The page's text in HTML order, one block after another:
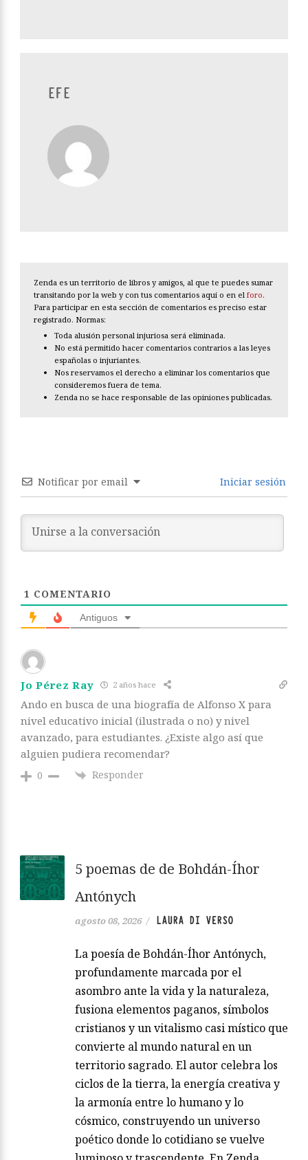
EFE
Zenda es un territorio de libros y amigos, al que te puedes sumar
transitando por la web y con tus comentarios aquí o en el foro.
Para participar en esta sección de comentarios es preciso estar
registrado. Normas:
Toda alusión personal injuriosa será eliminada.
No está permitido hacer comentarios contrarios a las leyes
españolas o injuriantes.
Nos reservamos el derecho a eliminar los comentarios que
consideremos fuera de tema.
Zenda no se hace responsable de las opiniones publicadas.
Notificar por email Iniciar sesión
1 COMENTARIO
Antiguos
Jo Pérez Ray 2 años hace
Ando en busca de una biografía de Alfonso X para
nivel educativo inicial (ilustrada o no) y nivel
avanzado, para estudiantes. ¿Existe algo así que
alguien pudiera recomendar?
0 Responder
5 poemas de de Bohdán-Íhor
Antónych
agosto 08, 2026 / LAURA DI VERSO
La poesía de Bohdán-Íhor Antónych,
profundamente marcada por el
asombro ante la vida y la naturaleza,
fusiona elementos paganos, símbolos
cristianos y un vitalismo casi místico que
convierte al mundo natural en un
territorio sagrado. El autor celebra los
ciclos de la tierra, la energía creativa y
la armonía entre lo humano y lo
cósmico, construyendo un universo
poético donde lo cotidiano se vuelve